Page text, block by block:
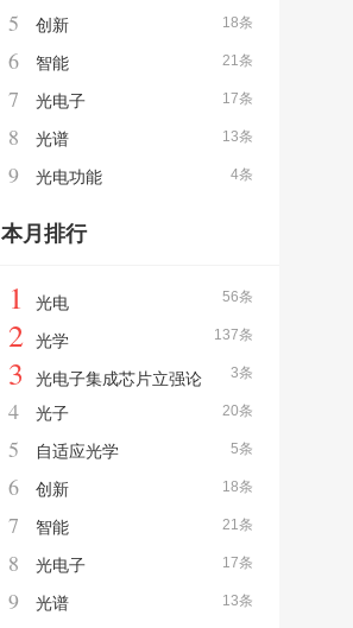
18条
5 创新
21条
6 智能
17条
7 光电子
13条
8 光谱
4条
9 光电功能
本月排行
56条
1 光电
137条
2 光学
3条
3
光电子集成芯片立强论
坛
20条
4 光子
5条
5 自适应光学
18条
6 创新
21条
7 智能
17条
8 光电子
13条
9 光谱